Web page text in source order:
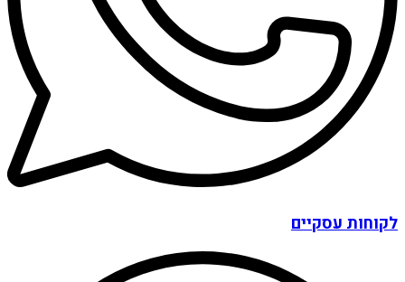
לקוחות עסקיים